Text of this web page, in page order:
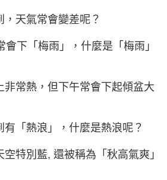
天氣常會變差呢？
下「梅雨」，什麼是「梅雨」
非常熱，但下午常會下起傾盆大
「熱浪」，什麼是熱浪呢？
特別藍, 還被稱為「秋高氣爽」